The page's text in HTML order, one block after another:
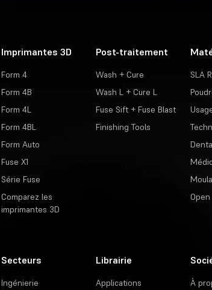
Imprimantes 3D
Form 4
Form 4B
Form 4L
Form 4BL
Form Auto
Fuse X1
Série Fuse
Comparez les
imprimantes 3D
Post-traitement
Wash + Cure
Wash L + Cure L
Fuse Sift + Fuse Blast
Finishing Tools
SLA
Secteurs
Ingénierie
Librairie
Applications À